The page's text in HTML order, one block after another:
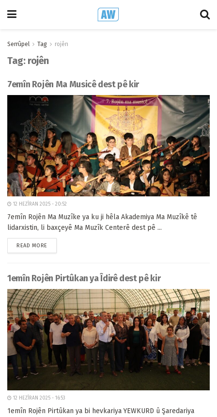
Serrûpel Tag rojên
Tag: rojên
7emîn Rojên Ma Musicê dest pê kir
12 HEZÎRAN 2025 - 20:52
7emîn Rojên Ma Muzîke ya ku ji hêla Akademiya Ma Muzîkê tê
lidarxistin, li baxçeyê Ma Muzîk Centerê dest pê ...
READ MORE
1emîn Rojên Pirtûkan ya Îdirê dest pê kir
12 HEZÎRAN 2025 - 16:53
1emîn Rojên Pirtûkan ya bi hevkariya YEWKURD û Şaredariya